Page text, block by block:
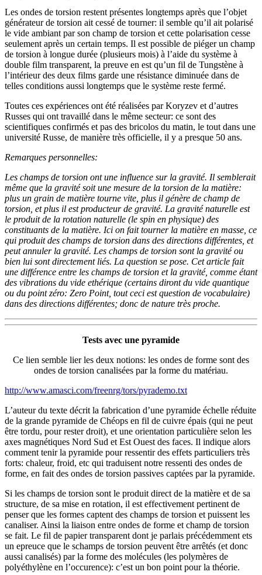
Les ondes de torsion restent présentes longtemps après que l’objet
générateur de torsion ait cessé de tourner: il semble qu’il ait polarisé
le vide ambiant par son champ de torsion et cette polarisation cesse
seulement après un certain temps. Il est possible de piéger un champ
de torsion à longue durée (plusieurs mois) à l’aide du système à
double film transparent, la preuve en est qu’un fil de Tungstène à
l’intérieur des deux films garde une résistance diminuée dans de
telles conditions aussi longtemps que le système reste fermé.
Toutes ces expériences ont été réalisées par Koryzev et d’autres
Russes qui ont travaillé dans le même secteur: ce sont des
scientifiques confirmés et pas des bricolos du matin, le tout dans une
université Russe, de manière très officielle, il y a presque 50 ans.
Remarques personnelles:
Les champs de torsion ont une influence sur la gravité. Il semblerait
même que la gravité soit une mesure de la torsion de la matière:
plus un grain de matière tourne vite, plus il génère de champ de
torsion, et plus il est producteur de gravité. La gravité naturelle est
le produit de la rotation naturelle (le spin en physique) des
constituants de la matière. Ici on fait tourner la matière en masse, ce
qui produit des champs de torsion dans des directions différentes, et
peut annuler la gravité. Les champs de torsion sont la gravité ou
bien lui sont directement liés. La question se pose. Cet article fait
une différence entre les champs de torsion et la gravité, comme étant
des vibrations du vide ethérique (certains diront du vide quantique
ou du point zéro: Zero Point, tout ceci est question de vocabulaire)
dans des directions différentes; donc de nature très proche.
Tests avec une pyramide
Ce lien semble lier les deux notions: les ondes de forme sont des
ondes de torsion canalisées par la forme du matériau.
http://www.amasci.com/freenrg/tors/pyrademo.txt
L’auteur du texte décrit la fabrication d’une pyramide échelle réduite
de la grande pyramide de Chéops en fil de cuivre épais (qui ne peut
être tordu, pour rester droit), et une orientation particulière selon les
axes magnétiques Nord Sud et Est Ouest des faces. Il indique alors
comment tenir la pyramide pour ressentir des effets particuliers très
forts: chaleur, froid, etc qui traduisent notre ressenti des ondes de
forme, en fait des ondes de torsion passives captées par la pyramide.
Si les champs de torsion sont le produit direct de la matière et de sa
structure, de sa mise en rotation, il est effectivement pertinent de
penser que les formes captent des champs de torsion et puissent les
canaliser. Ainsi la liaison entre ondes de forme et champ de torsion
se fait. Le fil de papier transparent dont je parlais précédemment ets
un epreuce que le schamps de torsion peuvent être arrêtés (et donc
aussi canalisés) par la forme des molécules (les polymères de
polyéthylène en l’occurence): c’est un bon point pour la théorie.